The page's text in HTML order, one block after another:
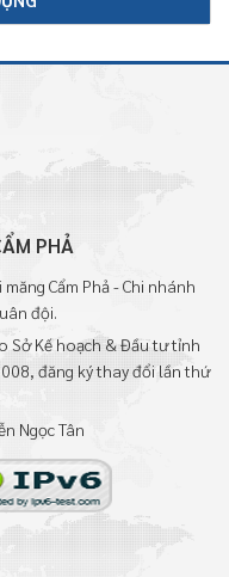
PHẢ
măng Cẩm Phả - Chi nhánh
đội.
Sở Kế hoạch & Đầu tư tỉnh
đăng ký thay đổi lần thứ
Ngọc Tân